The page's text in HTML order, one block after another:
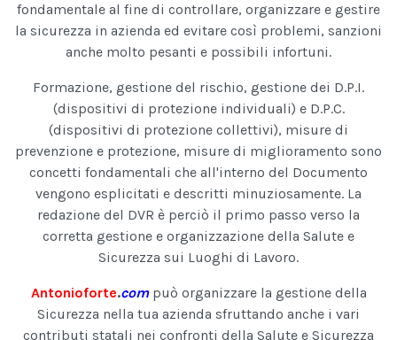
fondamentale al fine di controllare, organizzare e gestire
la sicurezza in azienda ed evitare così problemi, sanzioni
anche molto pesanti e possibili infortuni.
Formazione, gestione del rischio, gestione dei D.P.I.
(dispositivi di protezione individuali) e D.P.C.
(dispositivi di protezione collettivi), misure di
prevenzione e protezione, misure di miglioramento sono
concetti fondamentali che all'interno del Documento
vengono esplicitati e descritti minuziosamente. La
redazione del DVR è perciò il primo passo verso la
corretta gestione e organizzazione della Salute e
Sicurezza sui Luoghi di Lavoro.
Antonioforte.compuò organizzare la gestione della
Sicurezza nella tua azienda sfruttando anche i vari
contributi statali nei confronti della Salute e Sicurezza